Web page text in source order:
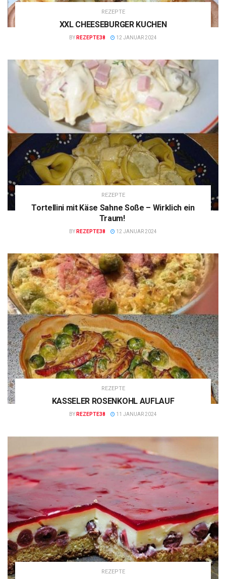
REZEPTE
XXL CHEESEBURGER KUCHEN
BY REZEPTE38 12 JANUAR 2024
REZEPTE
Tortellini mit Käse Sahne Soße – Wirklich ein
Traum!
BY REZEPTE38 12 JANUAR 2024
REZEPTE
KASSELER ROSENKOHL AUFLAUF
BY REZEPTE38 11 JANUAR 2024
REZEPTE